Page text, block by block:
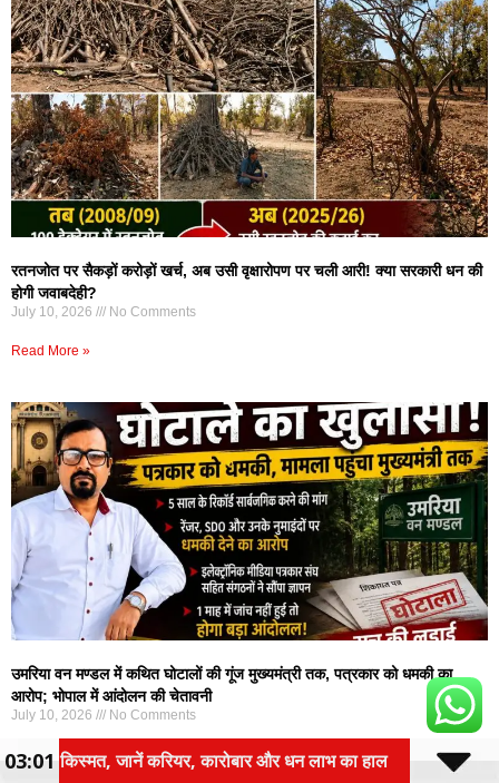
रतनजोत पर सैकड़ों करोड़ों खर्च, अब उसी वृक्षारोपण पर चली आरी! क्या सरकारी धन की
होगी जवाबदेही?
July 10, 2026 No Comments
Read More »
उमरिया वन मण्डल में कथित घोटालों की गूंज मुख्यमंत्री तक, पत्रकार को धमकी का
आरोप; भोपाल में आंदोलन की चेतावनी
July 10, 2026 No Comments
Read More »
और धन लाभ का हाल तीन वर्षीय रोलिंग बजट पर होगा फोकस
03:01